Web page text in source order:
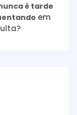
é tarde
em